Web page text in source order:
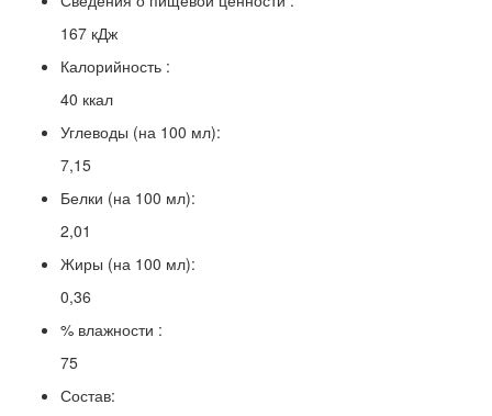
167 кДж
Калорийность :
40 ккал
Углеводы (на 100 мл):
7,15
Белки (на 100 мл):
2,01
Жиры (на 100 мл):
0,36
% влажности :
75
Состав: